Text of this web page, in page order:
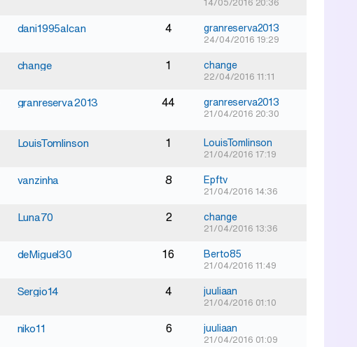
dani1995alcan 4 granreserva2013
24/04/2016 19:29
change 1 change
22/04/2016 11:11
granreserva2013 44 granreserva2013
21/04/2016 20:30
LouisTomlinson 1 LouisTomlinson
21/04/2016 17:19
vanzinha 8 Epftv
21/04/2016 14:36
Luna70 2 change
21/04/2016 13:36
deMiguel30 16 Berto85
21/04/2016 11:49
Sergio14 4 juuliaan
21/04/2016 01:10
niko11 6 juuliaan
21/04/2016 01:09